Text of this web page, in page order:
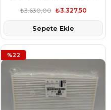
Seti Psa Marka 9678792080-
₺3.327,50
₺3.630,00
Sepete Ekle
%22